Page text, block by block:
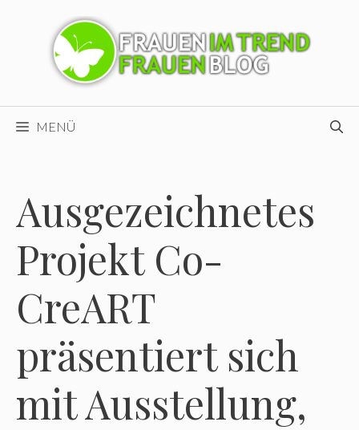
MENÜ
Ausgezeichnetes
Projekt Co-
CreART
präsentiert sich
mit Ausstellung,